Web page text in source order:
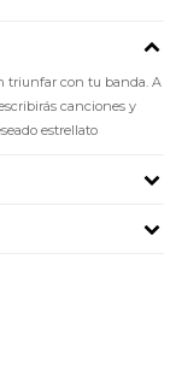
triunfar con tu banda. A
canciones y
estrellato